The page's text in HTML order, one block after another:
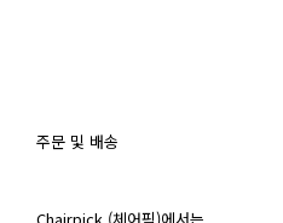
주문 및 배송